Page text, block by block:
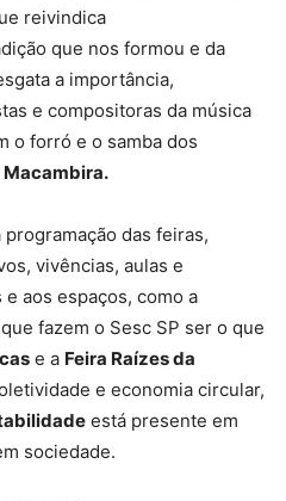
reivindica
que nos formou e da
a importância,
e compositoras da música
o forró e o samba dos
Macambira.
das feiras,
vivências, aulas e
aos espaços, como a
fazem o Sesc SP ser o que
e a Feira Raízes da
e economia circular,
está presente em
sociedade.